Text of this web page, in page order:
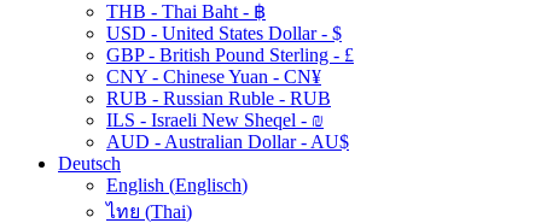
THB - Thai Baht - ฿
USD - United States Dollar - $
GBP - British Pound Sterling - £
CNY - Chinese Yuan - CN¥
RUB - Russian Ruble - RUB
ILS - Israeli New Sheqel - ₪
AUD - Australian Dollar - AU$
Deutsch
English (Englisch)
ไทย (Thai)